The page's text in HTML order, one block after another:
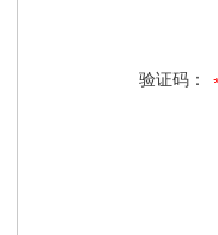
验证码：